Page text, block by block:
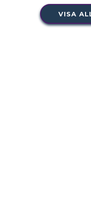
VISA